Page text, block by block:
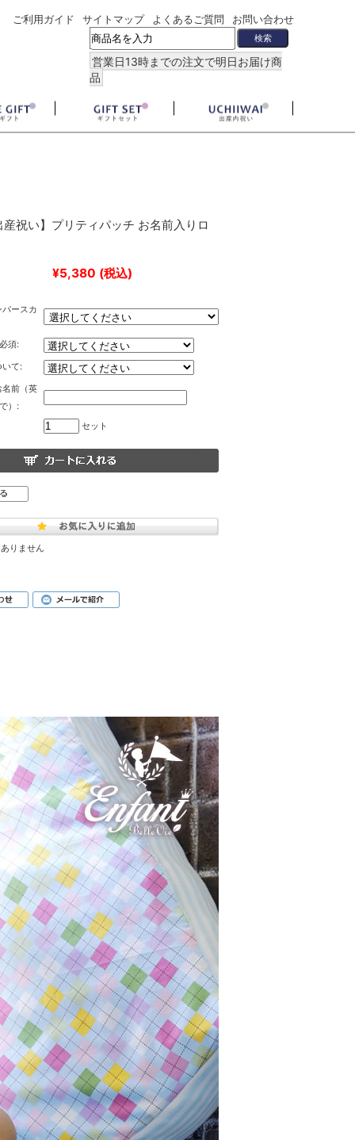
ご利用ガイド サイトマップ よくあるご質問 お問い合わせ
営業日13時までの注文で明日お届け商
品
祝い】プリティパッチ お名前入りロ
¥5,380 (税込)
ースカ
須:
いて:
名前（英
）:
セット
りません